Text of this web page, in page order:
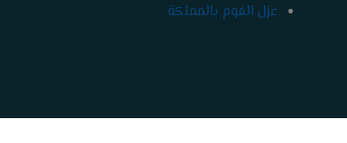
عزل الفوم بالمملكة